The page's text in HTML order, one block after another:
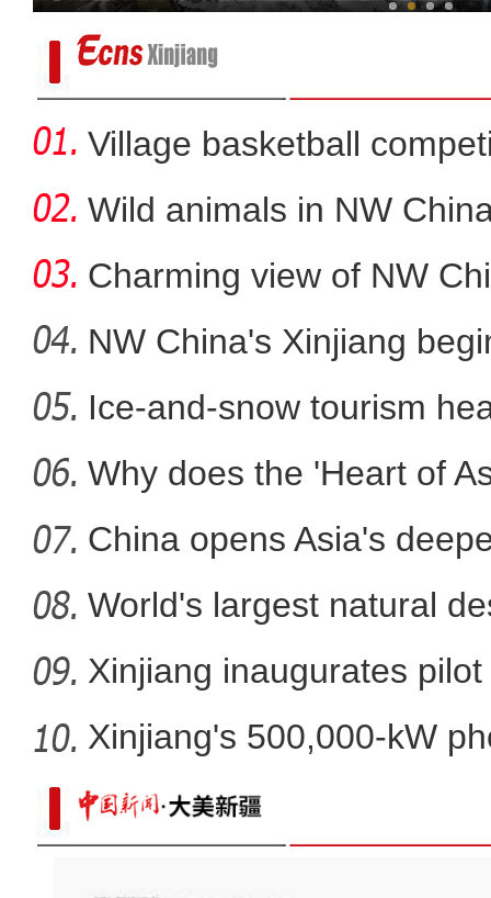
在中国留学的非洲女孩娜塔
Village basketball
Wild animals in NW
Charming view of NW
NW China's Xinjiang
Ice-and-snow tourism
Why does the 'Heart of
China opens Asia's
World's largest natural
Xinjiang inaugurates
Xinjiang's 500,000-kW
pro